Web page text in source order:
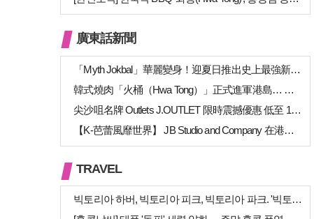
廣東話新聞
「Myth Jokbal」華麗變身！迎夏日推出史上最強新菜式陣容
韓式燒肉「火桶（Hwa Tong）」正式進軍港島… 上環、銅鑼灣新店相繼開幕
尖沙咀名牌 Outlets J.OUTLET 限時震撼優惠 低至 1 折（高達 …
【K-芭蕾風靡世界】 JB Studio and Company 在港開幕 引進…
TRAVEL
빅토리아 하버, 빅토리아 피크, 빅토리아 파크. '빅토리아’의 이름은 어…